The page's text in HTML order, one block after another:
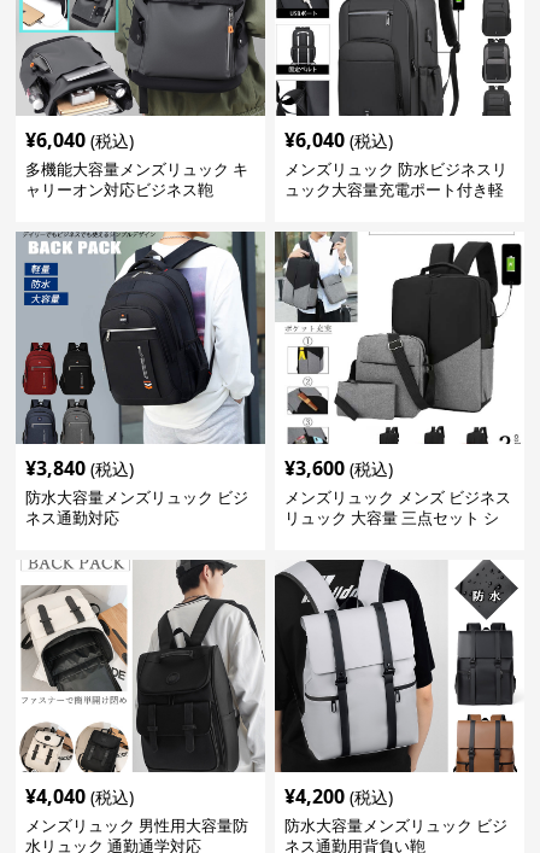
¥6,040 (税込)
多機能大容量メンズリュック キ
ャリーオン対応ビジネス鞄
¥6,040 (税込)
メンズリュック 防水ビジネスリ
ュック大容量充電ポート付き軽
¥3,840 (税込)
防水大容量メンズリュック ビジ
ネス通勤対応
¥3,600 (税込)
メンズリュック メンズ ビジネス
リュック 大容量 三点セット シ
¥4,040 (税込)
メンズリュック 男性用大容量防
水リュック 通勤通学対応
¥4,200 (税込)
防水大容量メンズリュック ビジ
ネス通勤用背負い鞄